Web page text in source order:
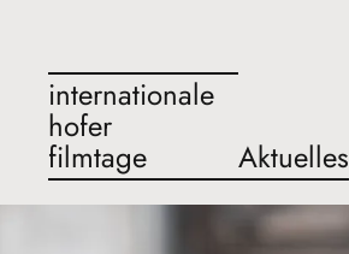
internationale
hofer
filmtage Aktuelles